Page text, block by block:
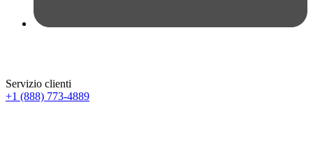
Servizio clienti
+1 (888) 773-4889